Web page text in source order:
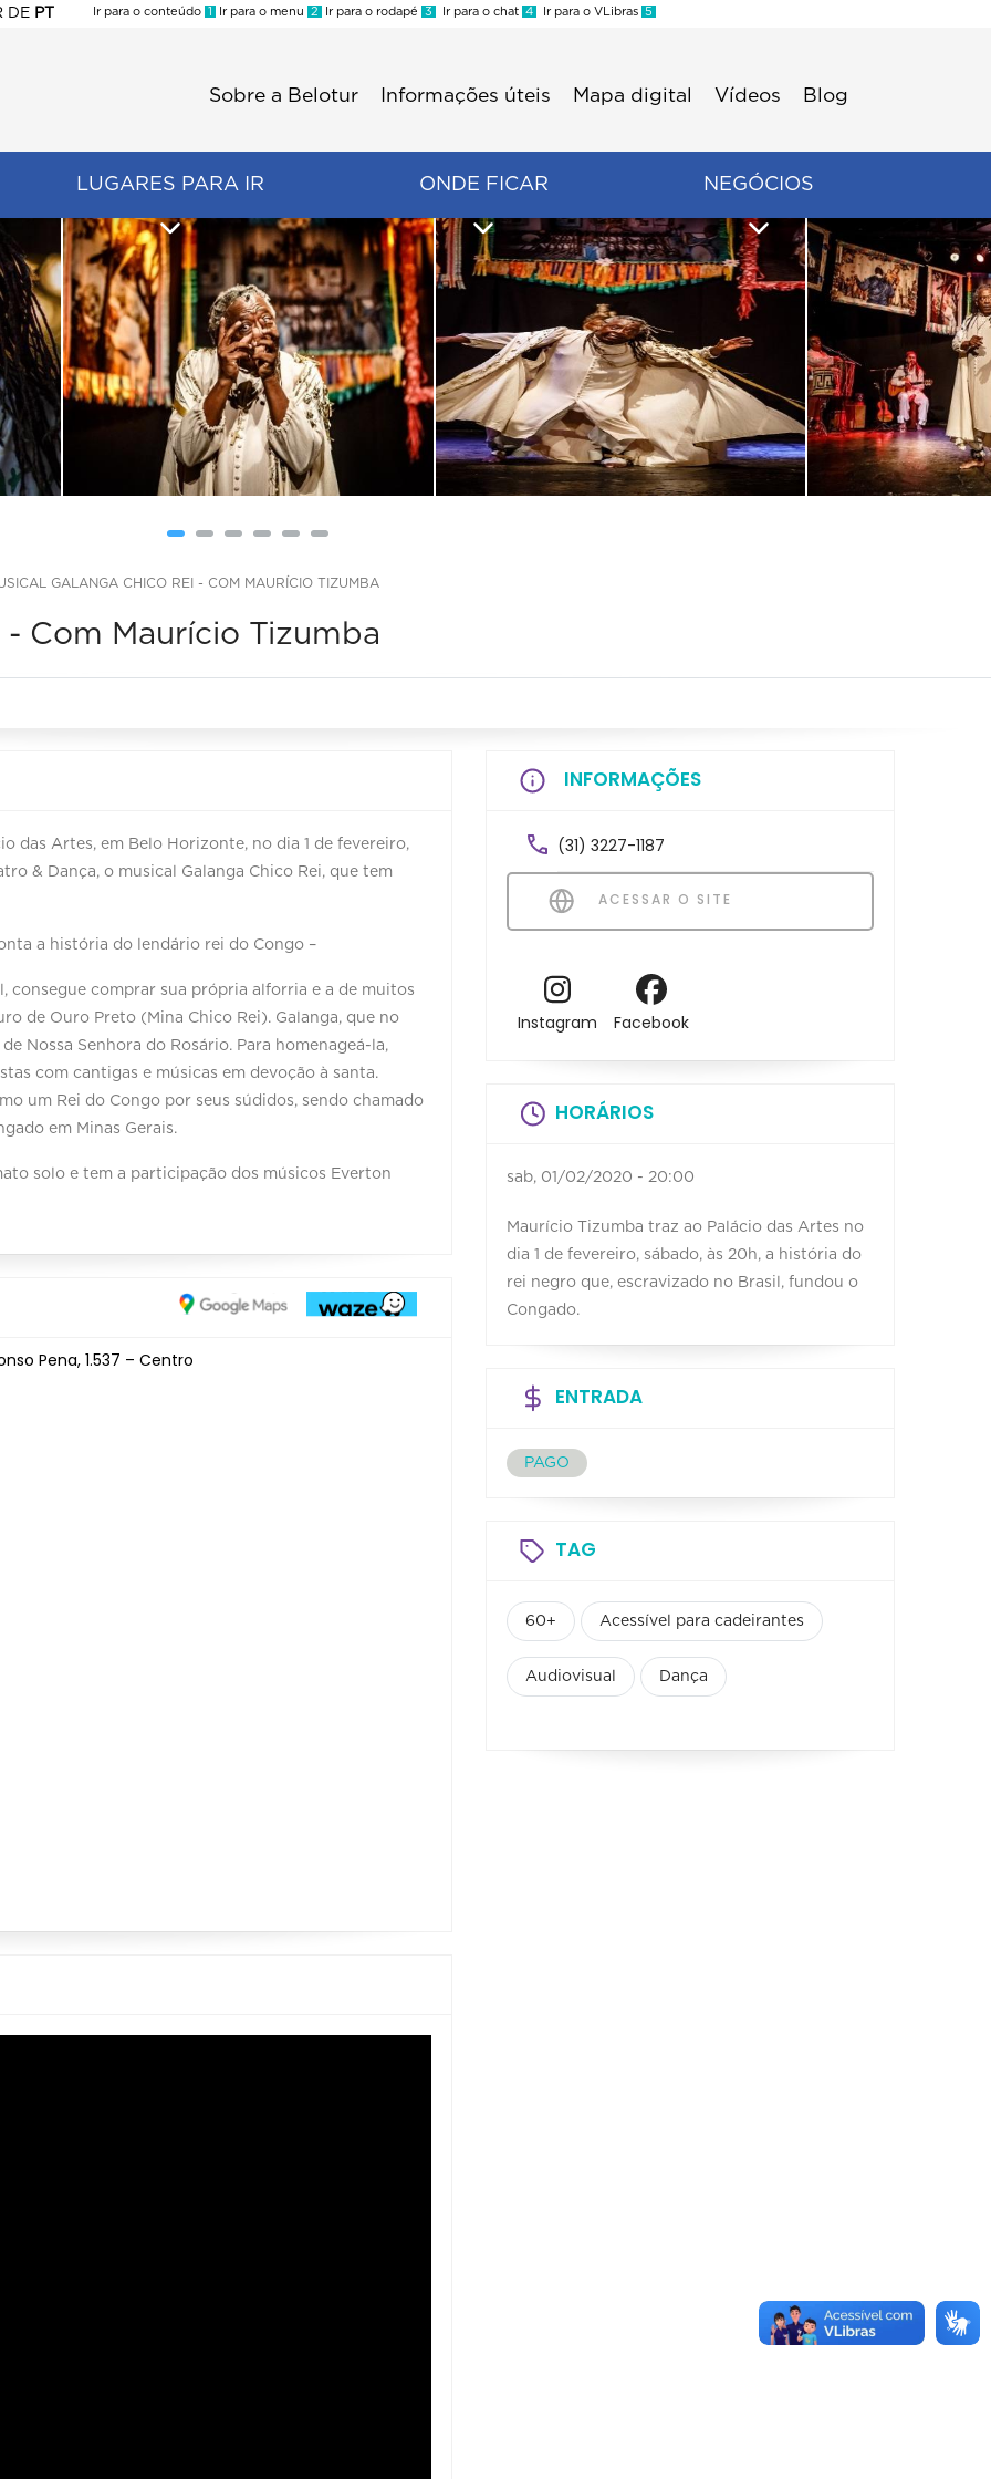
DE PT
Ir para o conteúdo 1 Ir para o menu 2 Ir para o rodapé 3 Ir para o chat 4 Ir para o VLibras 5
Sobre a Belotur Informações úteis Mapa digital Vídeos Blog
LUGARES PARA IR ONDE FICAR NEGÓCIOS
GALANGA CHICO REI - COM MAURÍCIO TIZUMBA
- Com Maurício Tizumba
das Artes, em Belo Horizonte, no dia 1 de fevereiro,
& Dança, o musical Galanga Chico Rei, que tem
a história do lendário rei do Congo –
consegue comprar sua própria alforria e a de muitos
de Ouro Preto (Mina Chico Rei). Galanga, que no
Nossa Senhora do Rosário. Para homenageá-la,
com cantigas e músicas em devoção à santa.
um Rei do Congo por seus súdidos, sendo chamado
em Minas Gerais.
solo e tem a participação dos músicos Everton
Pena, 1.537 – Centro
INFORMAÇÕES
(31) 3227-1187
ACESSAR O SITE
Instagram Facebook
HORÁRIOS
sab, 01/02/2020 - 20:00
Maurício Tizumba traz ao Palácio das Artes no
dia 1 de fevereiro, sábado, às 20h, a história do
rei negro que, escravizado no Brasil, fundou o
Congado.
ENTRADA
PAGO
TAG
60+ Acessível para cadeirantes
Audiovisual Dança